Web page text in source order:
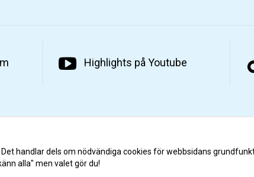
Highlights på Youtube
handlar dels om nödvändiga cookies för webbsidans
alla" men valet gör du!